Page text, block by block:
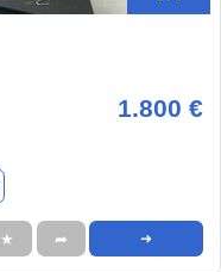
1.800 €
★ ➦ ➜